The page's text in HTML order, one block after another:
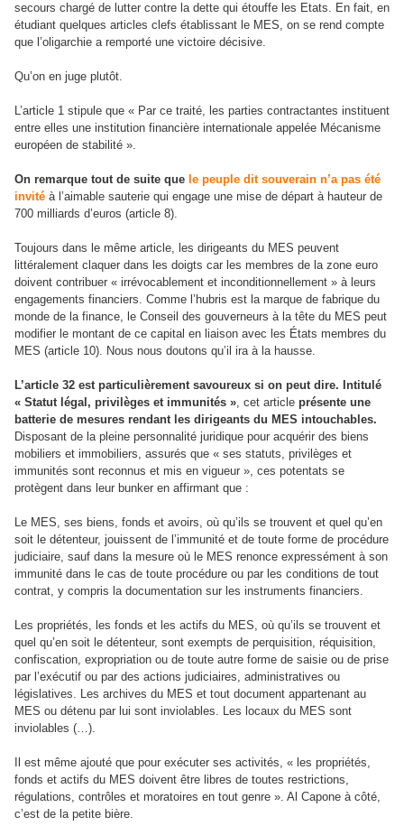
secours chargé de lutter contre la dette qui étouffe les Etats. En fait, en
étudiant quelques articles clefs établissant le MES, on se rend compte
que l’oligarchie a remporté une victoire décisive.
Qu’on en juge plutôt.
L’article 1 stipule que « Par ce traité, les parties contractantes instituent
entre elles une institution financière internationale appelée Mécanisme
européen de stabilité ».
On remarque tout de suite que le peuple dit souverain n’a pas été
invité à l’aimable sauterie qui engage une mise de départ à hauteur de
700 milliards d’euros (article 8).
Toujours dans le même article, les dirigeants du MES peuvent
littéralement claquer dans les doigts car les membres de la zone euro
doivent contribuer « irrévocablement et inconditionnellement » à leurs
engagements financiers. Comme l’hubris est la marque de fabrique du
monde de la finance, le Conseil des gouverneurs à la tête du MES peut
modifier le montant de ce capital en liaison avec les États membres du
MES (article 10). Nous nous doutons qu’il ira à la hausse.
L’article 32 est particulièrement savoureux si on peut dire. Intitulé
« Statut légal, privilèges et immunités », cet article présente une
batterie de mesures rendant les dirigeants du MES intouchables.
Disposant de la pleine personnalité juridique pour acquérir des biens
mobiliers et immobiliers, assurés que « ses statuts, privilèges et
immunités sont reconnus et mis en vigueur », ces potentats se
protègent dans leur bunker en affirmant que :
Le MES, ses biens, fonds et avoirs, où qu’ils se trouvent et quel qu’en
soit le détenteur, jouissent de l’immunité et de toute forme de procédure
judiciaire, sauf dans la mesure où le MES renonce expressément à son
immunité dans le cas de toute procédure ou par les conditions de tout
contrat, y compris la documentation sur les instruments financiers.
Les propriétés, les fonds et les actifs du MES, où qu’ils se trouvent et
quel qu’en soit le détenteur, sont exempts de perquisition, réquisition,
confiscation, expropriation ou de toute autre forme de saisie ou de prise
par l’exécutif ou par des actions judiciaires, administratives ou
législatives. Les archives du MES et tout document appartenant au
MES ou détenu par lui sont inviolables. Les locaux du MES sont
inviolables (…).
Il est même ajouté que pour exécuter ses activités, « les propriétés,
fonds et actifs du MES doivent être libres de toutes restrictions,
régulations, contrôles et moratoires en tout genre ». Al Capone à côté,
c’est de la petite bière.